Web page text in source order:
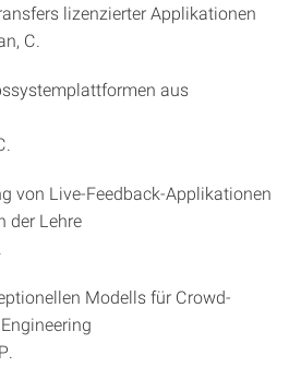
lizenzierter Applikationen
C.
aus
von Live-Feedback-Applikationen
der Lehre
Modells für Crowd-